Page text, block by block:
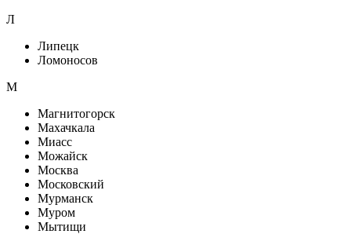
Л
Липецк
Ломоносов
М
Магнитогорск
Махачкала
Миасс
Можайск
Москва
Московский
Мурманск
Муром
Мытищи